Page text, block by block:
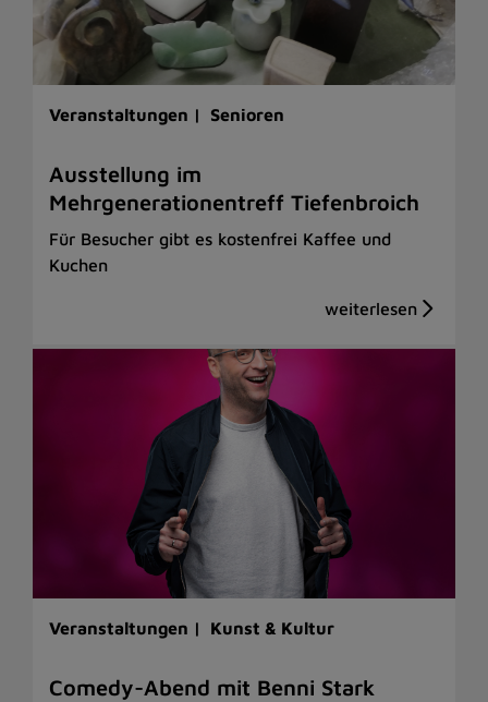
Veranstaltungen | Senioren
Ausstellung im
Mehrgenerationentreff Tiefenbroich
Für Besucher gibt es kostenfrei Kaffee und
Kuchen
Veranstaltungen | Kunst & Kultur
Comedy-Abend mit Benni Stark